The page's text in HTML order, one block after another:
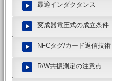
最適インダクタンス
変成器電圧式の成立条件
NFCタグ/カード返信技術
R/W共振測定の注意点